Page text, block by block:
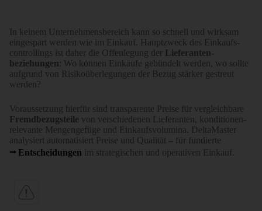
In keinem Unter­nehmens­bereich kann so schnell und wirksam
einge­spart werden wie im Einkauf. Haupt­­zweck des Einkaufs­­
controllings ist daher die Offen­­legung der Lieferanten­­
beziehungen: Wo können Einkäufe gebün­delt werden, wo sollte
aufgrund von Risiko­über­legungen der Bezug stärker gestreut
werden?
Voraus­setzung hierfür sind trans­­parente Preise für ver­gleich­­bare
Fremd­bezugs­­teile von verschie­denen Liefer­anten, kondi­tionen­­
rele­vante Mengen­gefüge und Einkaufs­­volumina. DeltaMaster
analysiert auto­matisiert Preise und Qualität – für fundierte
Entscheidungen im stra­te­gischen und operativen Einkauf.